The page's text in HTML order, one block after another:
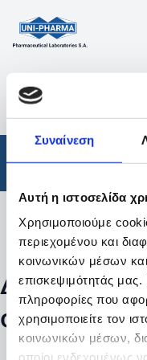
Συναίνεση
Αυτή η ιστοσελίδα
Χρησιμοποιούμε
περιεχομένου και
κοινωνικών μέσων
επισκεψιμότητάς
πληροφορίες που
χρησιμοποιείτε τον
κοινωνικών μέσων,
οποίοι ενδεχομένως
ΠΡΟΪΟΝΤΑ
ΑΠΟΤΕΛΕΣΜΑΤΑ
Φάρμακα
Φίλτρα
Δεν